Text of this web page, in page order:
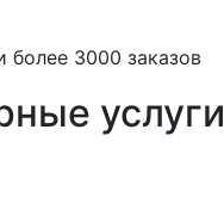
более 3000 заказов
услуги